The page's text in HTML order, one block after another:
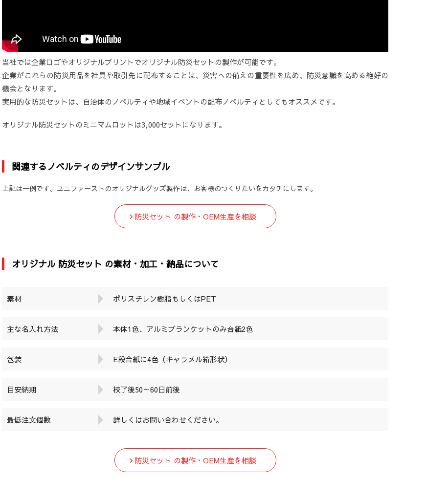
当社では企業ロゴやオリジナルプリントでオリジナル防災セットの製作が可能です。
企業がこれらの防災用品を社員や取引先に配布することは、災害への備えの重要性を広め、防災意識を高める絶好の
機会となります。
実用的な防災セットは、自治体のノベルティや地域イベントの配布ノベルティとしてもオススメです。
オリジナル防災セットのミニマムロットは3,000セットになります。
関連するノベルティのデザインサンプル
上記は一例です。ユニファーストのオリジナルグッズ製作は、お客様のつくりたいをカタチにします。
防災セット の製作・OEM生産を相談
オリジナル 防災セット の素材・加工・納品について
素材 ポリスチレン樹脂もしくはPET
主な名入れ方法 本体1色、アルミブランケットのみ台紙2色
包装 E段合紙に4色（キャラメル箱形状）
目安納期 校了後50～60日前後
最低注文個数 詳しくはお問い合わせください。
防災セット の製作・OEM生産を相談